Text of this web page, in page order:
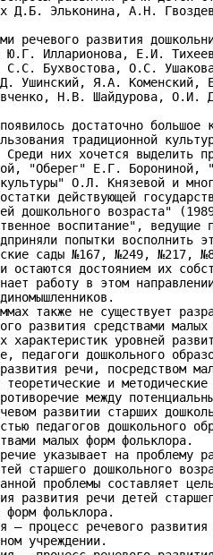
Д.Б. Эльконина, А.Н.
речевого развития
Ю.Г. Илларионова, Е.И.
Бухвостова, О.С.
Ушинский, Я.А. Коменский,
Н.В. Шайдурова,
достаточно большое
традиционной
Среди них хочется выделить
"Оберег" Е.Г. Борониной,
культуры" О.Л. Князевой и
действующей
дошкольного возраста"
воспитание", ведущие
попытки восполнить
сады №167, №249, №217,
остаются достоянием их
работу в этом
также не существует
развития средствами
характеристик уровней
педагоги дошкольного
речи, посредством
и
между
развитии старших
педагогов дошкольного
малых форм фольклора.
указывает на проблему
старшего дошкольного
проблемы составляет
развития речи детей
форм фольклора.
– процесс речевого
учреждении.